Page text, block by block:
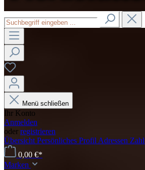
Menü schließen
Ihr Konto
Anmelden
oder registrieren
Übersicht Persönliches Profil Adressen
0,00 €*
Marken